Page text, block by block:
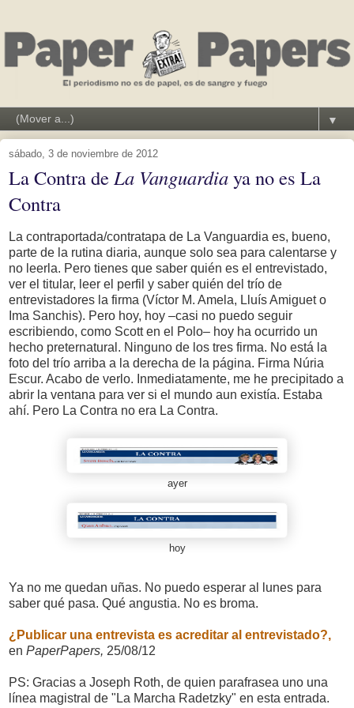
▼
sábado, 3 de noviembre de 2012
La Contra deLa Vanguardiaya no es La
Contra
La contraportada/contratapa de La Vanguardia es, bueno,
parte de la rutina diaria, aunque solo sea para calentarse y
no leerla. Pero tienes que saber quién es el entrevistado,
ver el titular, leer el perfil y saber quién del trío de
entrevistadores la firma (Víctor M. Amela, Lluís Amiguet o
Ima Sanchis). Pero hoy, hoy –casi no puedo seguir
escribiendo, como Scott en el Polo– hoy ha ocurrido un
hecho preternatural. Ninguno de los tres firma. No está la
foto del trío arriba a la derecha de la página. Firma Núria
Escur. Acabo de verlo. Inmediatamente, me he precipitado a
abrir la ventana para ver si el mundo aun existía. Estaba
ahí. Pero La Contra no era La Contra.
ayer
hoy
Ya no me quedan uñas. No puedo esperar al lunes para
saber qué pasa. Qué angustia. No es broma.
¿Publicar una entrevista es acreditar al entrevistado?,
en PaperPapers, 25/08/12
PS: Gracias a Joseph Roth, de quien parafrasea uno una
línea magistral de "La Marcha Radetzky" en esta entrada.